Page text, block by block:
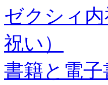
ゼクシィ
祝い）
書籍と電